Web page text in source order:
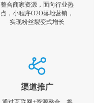
整合商家资源，面向行业热
点，小程序O2O落地营销，
实现粉丝裂变式增长
渠道推广